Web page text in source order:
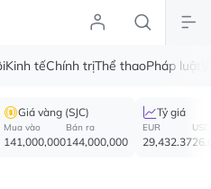
Kinh tếChính trịThể thaoPháp luật
Giá vàng (SJC)
Mua vào
141,000,000
Bán ra
144,000,000
Tỷ giá
EUR
29,432.37
USD